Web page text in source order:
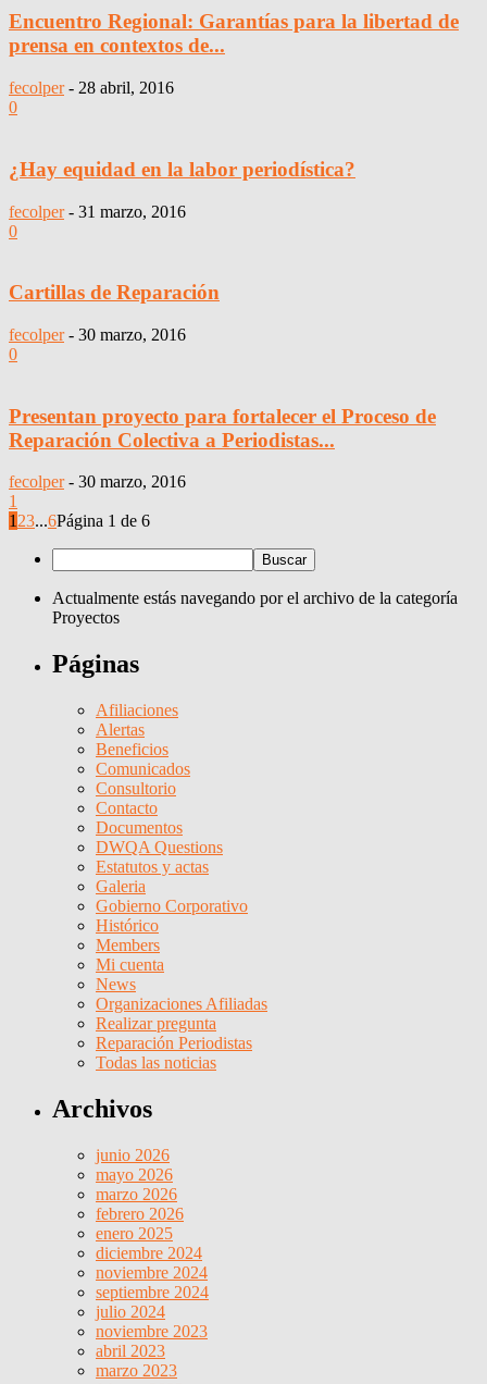
Encuentro Regional: Garantías para la libertad de
prensa en contextos de...
fecolper - 28 abril, 2016
0
¿Hay equidad en la labor periodística?
fecolper - 31 marzo, 2016
0
Cartillas de Reparación
fecolper - 30 marzo, 2016
0
Presentan proyecto para fortalecer el Proceso de
Reparación Colectiva a Periodistas...
fecolper - 30 marzo, 2016
1
123...6Página 1 de 6
Actualmente estás navegando por el archivo de la categoría
Proyectos
Páginas
Afiliaciones
Alertas
Beneficios
Comunicados
Consultorio
Contacto
Documentos
DWQA Questions
Estatutos y actas
Galeria
Gobierno Corporativo
Histórico
Members
Mi cuenta
News
Organizaciones Afiliadas
Realizar pregunta
Reparación Periodistas
Todas las noticias
Archivos
junio 2026
mayo 2026
marzo 2026
febrero 2026
enero 2025
diciembre 2024
noviembre 2024
septiembre 2024
julio 2024
noviembre 2023
abril 2023
marzo 2023